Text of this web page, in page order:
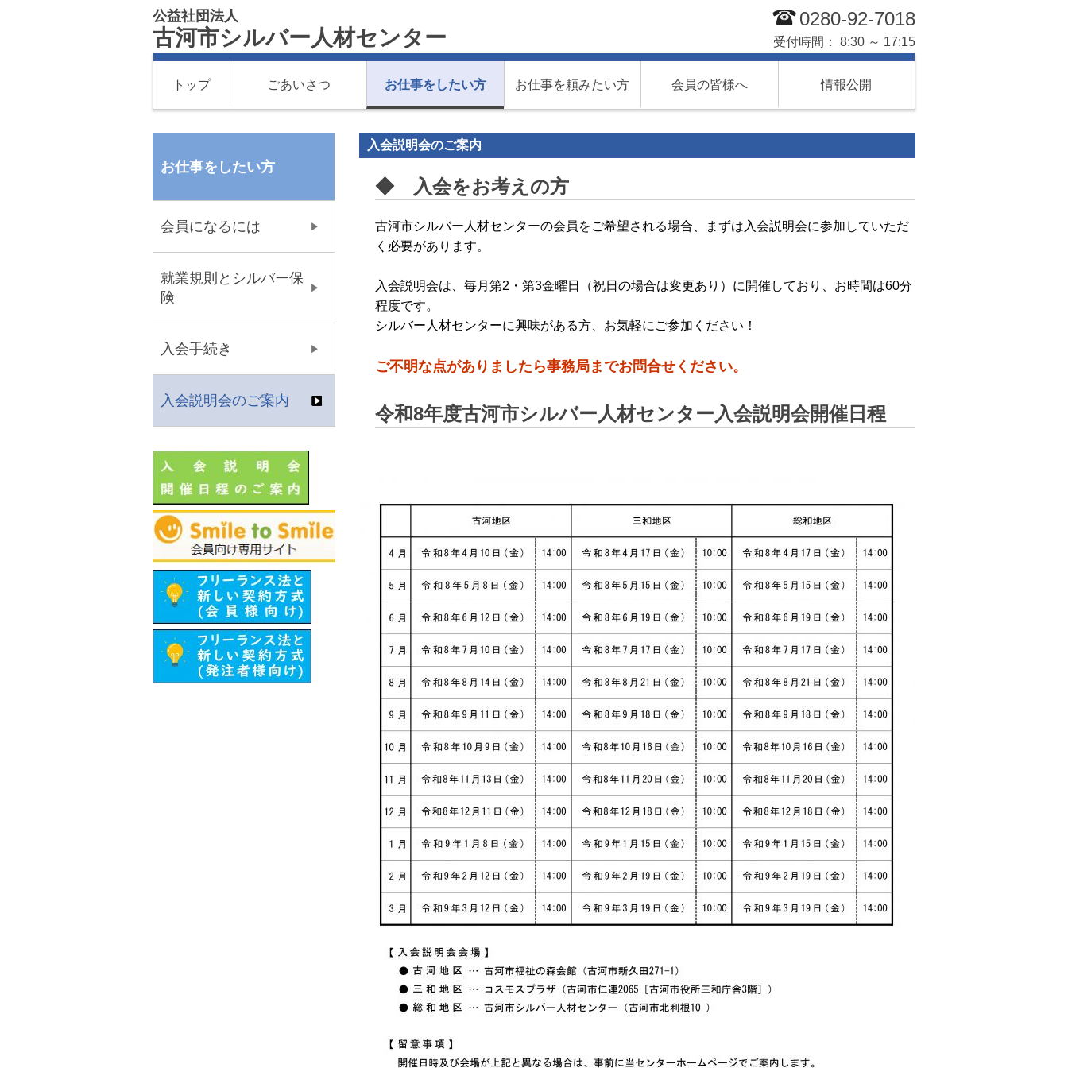
公益社団法人
古河市シルバー人材センター
0280-92-7018
受付時間： 8:30 ～ 17:15
トップ ごあいさつ お仕事をしたい方 お仕事を頼みたい方 会員の皆様へ 情報公開
入会説明会のご案内
◆ 入会をお考えの方
古河市シルバー人材センターの会員をご希望される場合、まずは入会説明会に参加していただ
く必要があります。
入会説明会は、毎月第2・第3金曜日（祝日の場合は変更あり）に開催しており、 お時間は60分
程度です。
シルバー人材センターに興味がある方、お気軽にご参加ください！
ご不明な点がありましたら事務局までお問合せください。
令和8年度古河市シルバー人材センター入会説明会開催日程
お仕事をしたい方
会員になるには
就業規則とシルバー保
険
入会手続き
入会説明会のご案内